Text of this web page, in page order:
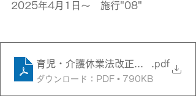
2025年4月1日～　施行"08"
育児・介護休業法改正ポイント解説
.pdf
ダウンロード：PDF • 790KB